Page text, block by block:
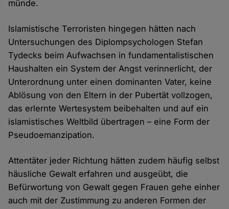
münde.
Islamistische Terroristen hingegen hätten nach
Untersuchungen des Diplompsychologen Stefan
Tydecks beim Aufwachsen in fundamentalistischen
Haushalten ein System der Angst verinnerlicht, der
Unterordnung unter einen dominanten Vater, keine
Ablösung von den Eltern in der Pubertät vollzogen,
das erlernte Wertesystem beibehalten und auf ein
islamistisches Weltbild übertragen – eine Form der
Pseudoemanzipation.
Attentäter jeder Richtung hätten zudem häufig selbst
häusliche Gewalt erfahren und ausgeübt, die
Befürwortung von Gewalt gegen Frauen gehe einher
auch mit der Zustimmung zu anderen Formen der